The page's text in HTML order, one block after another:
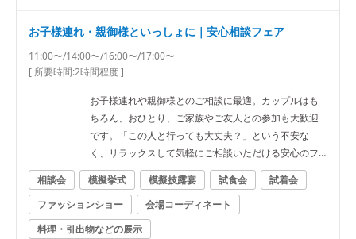
お子様連れ・親御様といっしょに｜安心相談フェア
11:00〜/14:00〜/16:00〜/17:00〜
[ 所要時間:2時間程度]
お子様連れや親御様とのご相談に最適。カップルはも
ちろん、おひとり、ご家族やご友人との参加も大歓迎
です。「この人と行っても大丈夫？」という不安な
く、リラックスして気軽にご相談いただける安心のフ
ェアです。
相談会 模擬挙式 模擬披露宴 試食会
試着会
ファッションショー
会場コーディネート
料理・引出物などの展示